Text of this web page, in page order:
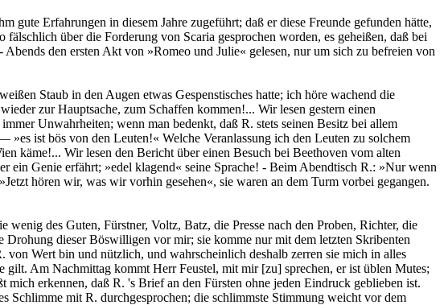
gute Erfahrungen in diesem Jahre zugeführt; daß er diese Freunde gefunden hätte,
über die Forderung von Scaria gesprochen worden, es geheißen, daß bei
den ersten Akt von »Romeo und Julie« gelesen, nur um sich zu befreien von
Staub in den Augen etwas Gespenstisches hatte; ich höre wachend die
zur Hauptsache, zum Schaffen kommen!... Wir lesen gestern einen
Unwahrheiten; wenn man bedenkt, daß R. stets seinen Besitz bei allem
ist bös von den Leuten!« Welche Veranlassung ich den Leuten zu solchem
käme!... Wir lesen den Bericht über einen Besuch bei Beethoven vom alten
ein Genie erfährt; »edel klagend« seine Sprache! - Beim Abendtisch R.: »Nur wenn
hören wir, was wir vorhin gesehen«, sie waren an dem Turm vorbei gegangen.
des Guten, Fürstner, Voltz, Batz, die Presse nach den Proben, Richter, die
dieser Böswilligen vor mir; sie komme nur mit dem letzten Skribenten
von Wert bin und nützlich, und wahrscheinlich deshalb zerren sie mich in alles
Am Nachmittag kommt Herr Feustel, mit mir [zu] sprechen, er ist üblen Mutes;
erkennen, daß R. 's Brief an den Fürsten ohne jeden Eindruck geblieben ist.
Schlimme mit R. durchgesprochen; die schlimmste Stimmung weicht vor dem